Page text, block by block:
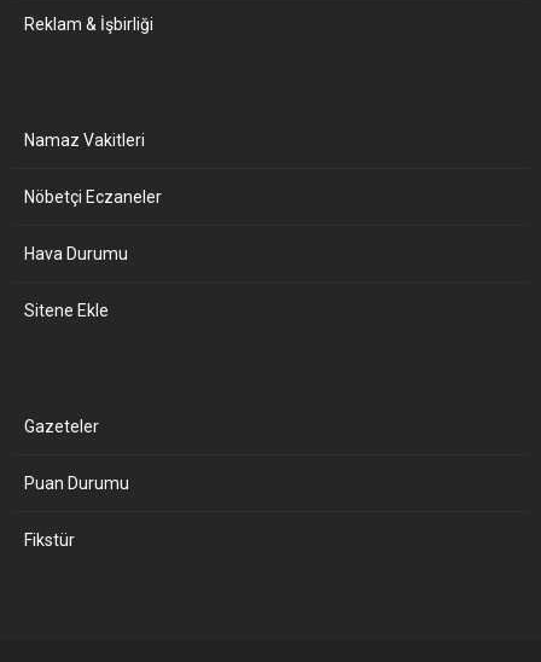
Reklam & İşbirliği
Namaz Vakitleri
Nöbetçi Eczaneler
Hava Durumu
Sitene Ekle
Gazeteler
Puan Durumu
Fikstür